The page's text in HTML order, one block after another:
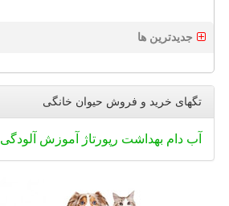
جدیدترین ها
تگهای خرید و فروش حیوان خانگی
آب دام بهداشت رپورتاژ آموزش آلودگی